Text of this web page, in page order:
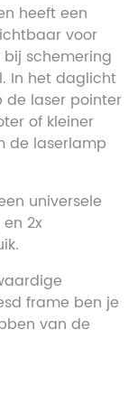
heeft een
voor
schemering
In het daglicht
de laser pointer
of kleiner
de laserlamp
universele
2x
frame ben je
van de